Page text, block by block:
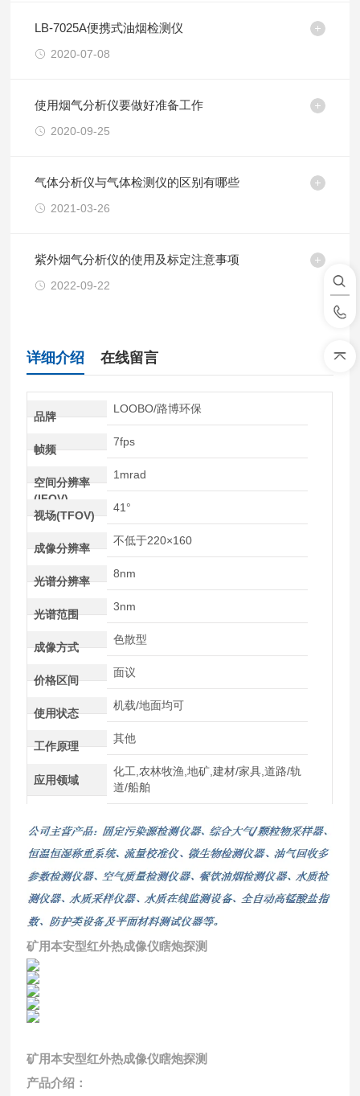
LB-7025A便携式油烟检测仪
2020-07-08
使用烟气分析仪要做好准备工作
2020-09-25
气体分析仪与气体检测仪的区别有哪些
2021-03-26
紫外烟气分析仪的使用及标定注意事项
2022-09-22
详细介绍 在线留言
品牌
LOOBO/路博环保
帧频
7fps
空间分辨率
(IFOV)
1mrad
视场(TFOV)
41°
成像分辨率
不低于220×160
光谱分辨率
8nm
光谱范围
3nm
成像方式
色散型
价格区间
面议
使用状态
机载/地面均可
工作原理
其他
应用领域
化工,农林牧渔,地矿,建材/家具,道路/轨
道/船舶
矿用本安型红外热成像仪瞎炮探测
矿用本安型红外热成像仪瞎炮探测
产品介绍：